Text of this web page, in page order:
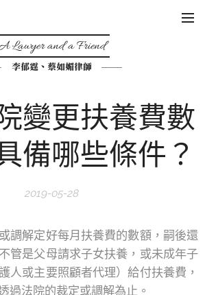
Lawyer and a Friend
李郁霆、蔡如媚律師
變更扶養費數
備哪些條件？
2019-05-28
調解定好每月扶養費的數額，嗣後還
管是父母請求子女扶養，或未成年子
人或主要照顧者代理）給付扶養費，
過法院的裁定或調解為止。